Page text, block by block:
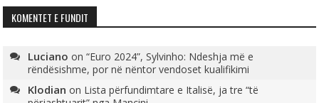
KOMENTET E FUNDIT
Luciano on“Euro 2024”, Sylvinho: Ndeshja më e
rëndësishme, por në nëntor vendoset kualifikimi
Klodian on Lista përfundimtare e Italisë, ja tre “të